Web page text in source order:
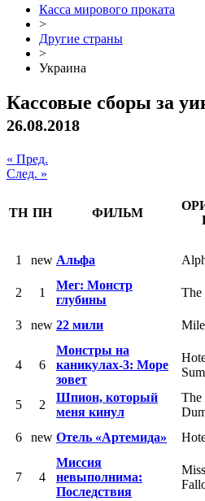
Касса мирового проката
>
Другие страны
>
Украина
Кассовые сборы за
26.08.2018
« Пред.
След. »
ТН ПН ФИЛЬМ
1 new Альфа
2 1
Мег: Монстр
глубины
The
3 new 22 мили
4 6
Монстры на
каникулах-3: Море
зовет
5 2
Шпион, который
меня кинул
The
6
new Отель «Артемида»
7 4
Миссия
невыполнима:
Последствия